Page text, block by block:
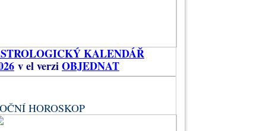
KALENDÁŘ
v el verziOBJEDNAT
HOROSKOP